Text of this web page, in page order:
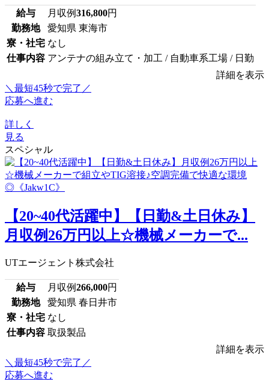
給与 月収例316,800円
勤務地
愛知県 東海市
寮・社宅 なし
仕事内容 アンテナの組み立て・加工 / 自動車系工場 / 日勤
詳細を表示
＼最短45秒で完了／
応募へ進む
詳しく
見る
スペシャル
【20~40代活躍中】【日勤&土日休み】
月収例26万円以上☆機械メーカーで...
UTエージェント株式会社
給与 月収例266,000円
勤務地
愛知県 春日井市
寮・社宅 なし
仕事内容 取扱製品
詳細を表示
＼最短45秒で完了／
応募へ進む